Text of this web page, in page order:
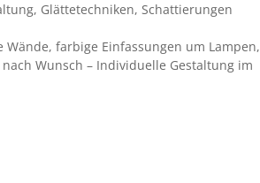
, Glättetechniken,Schattierungen
farbige Einfassungen um Lampen,
Wunsch – Individuelle Gestaltung im